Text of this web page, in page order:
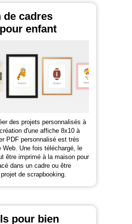
de cadres
enfant
des projets personnalisés à
d'une affiche 8x10 à
PDF personnalisé est très
Web. Une fois téléchargé, le
être imprimé à la maison pour
dans un cadre ou être
de scrapbooking.
pour bien